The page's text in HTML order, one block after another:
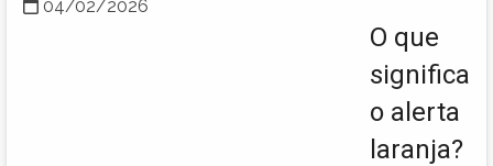
04/02/2026
O que
significa
o alerta
laranja?